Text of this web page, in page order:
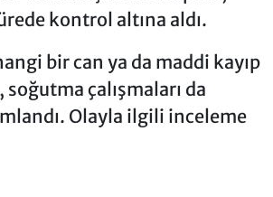
kontrol altına aldı.
bir can ya da maddi kayıp
çalışmaları da
Olayla ilgili inceleme